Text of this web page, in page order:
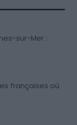
sur-Mer :
françaises où